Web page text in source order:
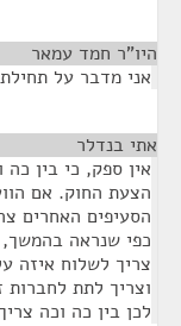
היו"ר חמד עמאר
אני מדבר על
אתי בנדלר
אין ספק, כי בין
הצעת החוק. אם
הסעיפים האחרים
כפי שנראה בהמשך,
צריך לשלוח איזה
וצריך לתת לחברות
לכן בין כה וכה